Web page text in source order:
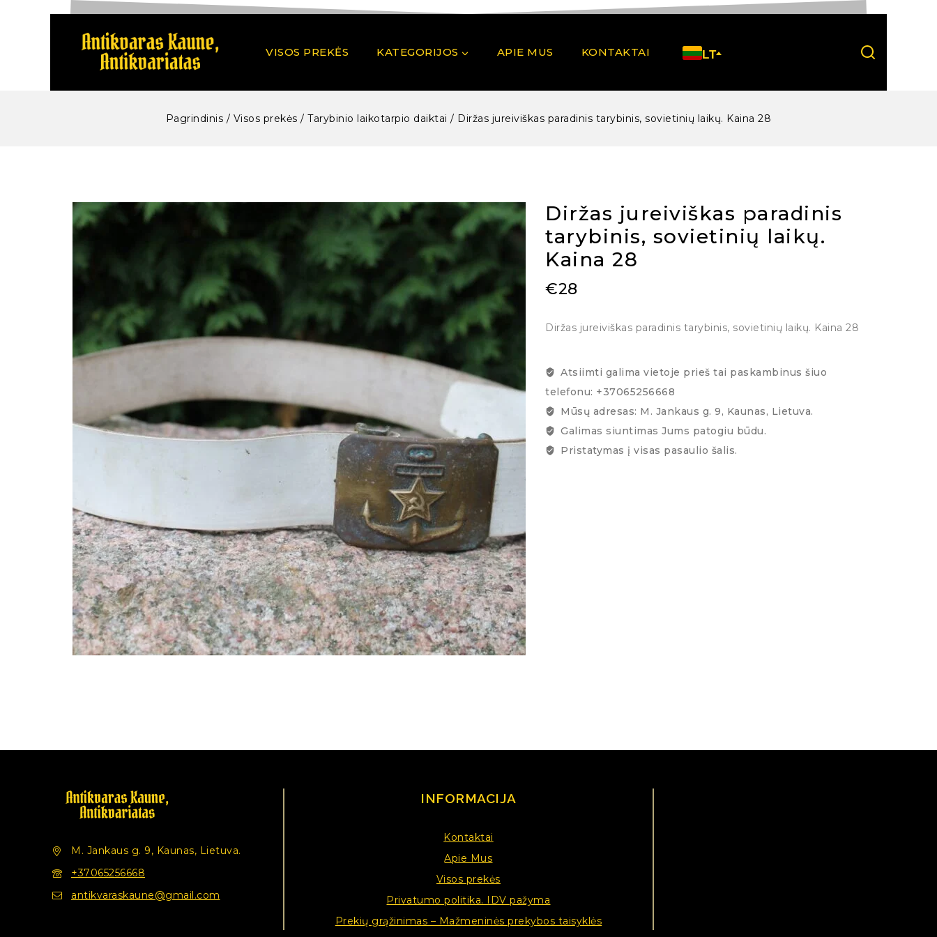
VISOS PREKĖS KATEGORIJOS APIE MUS KONTAKTAI LT
Pagrindinis / Visos prekės / Tarybinio laikotarpio daiktai / Diržas jureiviškas paradinis tarybinis, sovietinių laikų. Kaina 28
Diržas jureiviškas paradinis
tarybinis, sovietinių laikų.
Kaina 28
€28
Diržas jureiviškas paradinis tarybinis, sovietinių laikų. Kaina 28
Atsiimti galima vietoje prieš tai paskambinus šiuo
telefonu: +37065256668
Mūsų adresas: M. Jankaus g. 9, Kaunas, Lietuva.
Galimas siuntimas Jums patogiu būdu.
Pristatymas į visas pasaulio šalis.
M. Jankaus g. 9, Kaunas, Lietuva.
+37065256668
antikvaraskaune@gmail.com
INFORMACIJA
Kontaktai
Apie Mus
Visos prekės
Privatumo politika. IDV pažyma
Prekių grąžinimas – Mažmeninės prekybos taisyklės